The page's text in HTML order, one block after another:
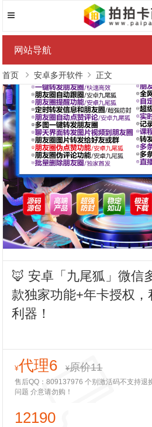
网站导航
首页 安卓多开软件 正文
🦊 安卓「九尾狐」微信
款独家功能+年卡授权，
利器！
¥代理6 ¥原价11
售后QQ：809137976 个别激活码不支持退
问题 介意请勿购！
12190